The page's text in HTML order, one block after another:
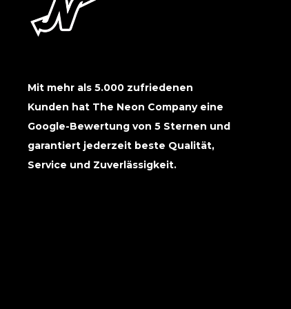
Mit mehr als 5.000 zufriedenen
Kunden hat The Neon Company eine
Google-Bewertung von 5 Sternen und
garantiert jederzeit beste Qualität,
Service und Zuverlässigkeit.